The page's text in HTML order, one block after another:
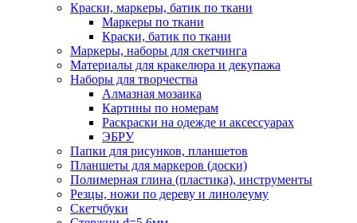
Краски, маркеры, батик по ткани
Маркеры по ткани
Краски, батик по ткани
Маркеры, наборы для скетчинга
Материалы для кракелюра и декупажа
Наборы для творчества
Алмазная мозаика
Картины по номерам
Раскраски на одежде и аксессуарах
ЭБРУ
Папки для рисунков, планшетов
Планшеты для маркеров (доски)
Полимерная глина (пластика), инструменты
Резцы, ножи по дереву и линолеуму
Скетчбуки